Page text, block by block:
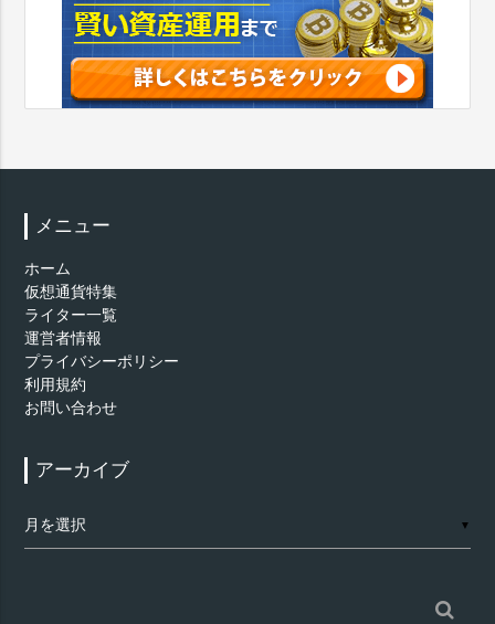
メニュー
ホーム
仮想通貨特集
ライター一覧
運営者情報
プライバシーポリシー
利用規約
お問い合わせ
アーカイブ
ー
▼